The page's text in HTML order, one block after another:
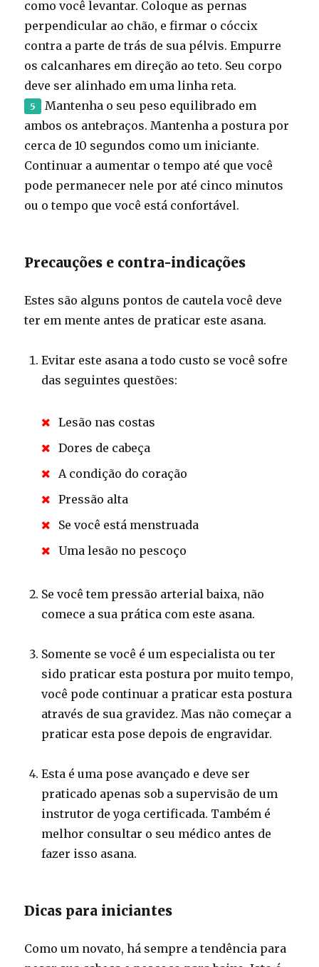
como você levantar. Coloque as pernas
perpendicular ao chão, e firmar o cóccix
contra a parte de trás de sua pélvis. Empurre
os calcanhares em direção ao teto. Seu corpo
deve ser alinhado em uma linha reta.
Mantenha o seu peso equilibrado em
ambos os antebraços. Mantenha a postura por
cerca de 10 segundos como um iniciante.
Continuar a aumentar o tempo até que você
pode permanecer nele por até cinco minutos
ou o tempo que você está confortável.
Precauções e contra-indicações
Estes são alguns pontos de cautela você deve
ter em mente antes de praticar este asana.
Evitar este asana a todo custo se você sofre
das seguintes questões:
Lesão nas costas
Dores de cabeça
A condição do coração
Pressão alta
Se você está menstruada
Uma lesão no pescoço
Se você tem pressão arterial baixa, não
comece a sua prática com este asana.
Somente se você é um especialista ou ter
sido praticar esta postura por muito tempo,
você pode continuar a praticar esta postura
através de sua gravidez. Mas não começar a
praticar esta pose depois de engravidar.
Esta é uma pose avançado e deve ser
praticado apenas sob a supervisão de um
instrutor de yoga certificada. Também é
melhor consultar o seu médico antes de
fazer isso asana.
Dicas para iniciantes
Como um novato, há sempre a tendência para